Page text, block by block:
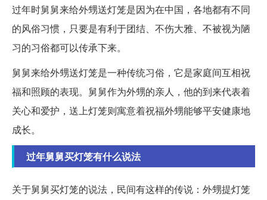
过年时舅舅来给外甥送灯笼是因为在中国，各地都有不同
的风俗习惯，只要是有利于团结、不伤大雅、不被视为陋
习的习俗都可以传承下来。
舅舅来给外甥送灯笼是一种传统习俗，它是家庭间互相祝
福和照顾的表现。舅舅作为外甥的亲人，他的到来代表着
关心和爱护，送上灯笼则寓意着祝福外甥能够平安健康地
成长。
过年舅舅买灯笼有什么说法
关于舅舅买灯笼的说法，民间有这样的传说：外甥提灯笼